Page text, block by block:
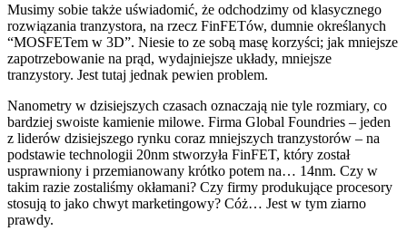
Musimy sobie także uświadomić, że odchodzimy od klasycznego
rozwiązania tranzystora, na rzecz FinFETów, dumnie określanych
“MOSFETem w 3D”. Niesie to ze sobą masę korzyści; jak mniejsze
zapotrzebowanie na prąd, wydajniejsze układy, mniejsze
tranzystory. Jest tutaj jednak pewien problem.
Nanometry w dzisiejszych czasach oznaczają nie tyle rozmiary, co
bardziej swoiste kamienie milowe. Firma Global Foundries – jeden
z liderów dzisiejszego rynku coraz mniejszych tranzystorów – na
podstawie technologii 20nm stworzyła FinFET, który został
usprawniony i przemianowany krótko potem na… 14nm. Czy w
takim razie zostaliśmy okłamani? Czy firmy produkujące procesory
stosują to jako chwyt marketingowy? Cóż… Jest w tym ziarno
prawdy.